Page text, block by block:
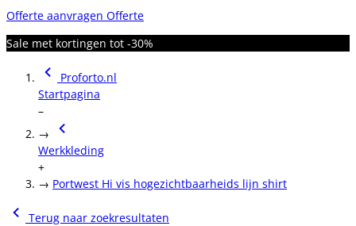
Offerte aanvragen Offerte
Sale met kortingen tot -30%
Proforto.nl
Startpagina
–
→
Werkkleding
+
→ Portwest Hi vis hogezichtbaarheids lijn shirt
Terug naar zoekresultaten